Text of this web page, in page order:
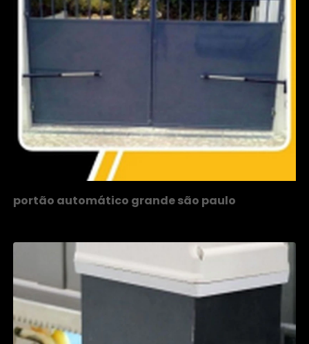
portão automático grande são paulo